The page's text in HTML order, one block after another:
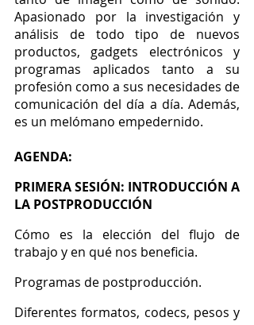
Apasionado por la investigación y
análisis de todo tipo de nuevos
productos, gadgets electrónicos y
programas aplicados tanto a su
profesión como a sus necesidades de
comunicación del día a día. Además,
es un melómano empedernido.
AGENDA:
PRIMERA SESIÓN: INTRODUCCIÓN A
LA POSTPRODUCCIÓN
Cómo es la elección del flujo de
trabajo y en qué nos beneficia.
Programas de postproducción.
Diferentes formatos, codecs, pesos y